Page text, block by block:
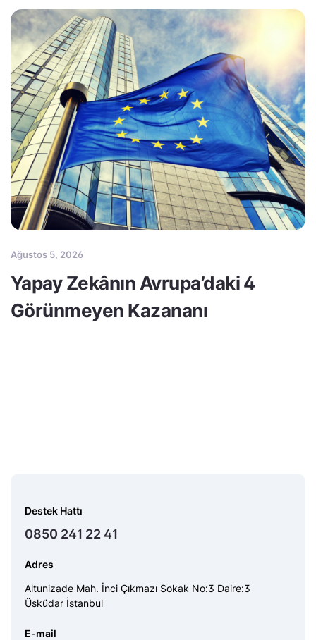
Ağustos 5, 2026
Yapay Zekânın Avrupa’daki 4
Görünmeyen Kazananı
Destek Hattı
0850 241 22 41
Adres
Altunizade Mah. İnci Çıkmazı Sokak No:3 Daire:3
Üsküdar İstanbul
E-mail